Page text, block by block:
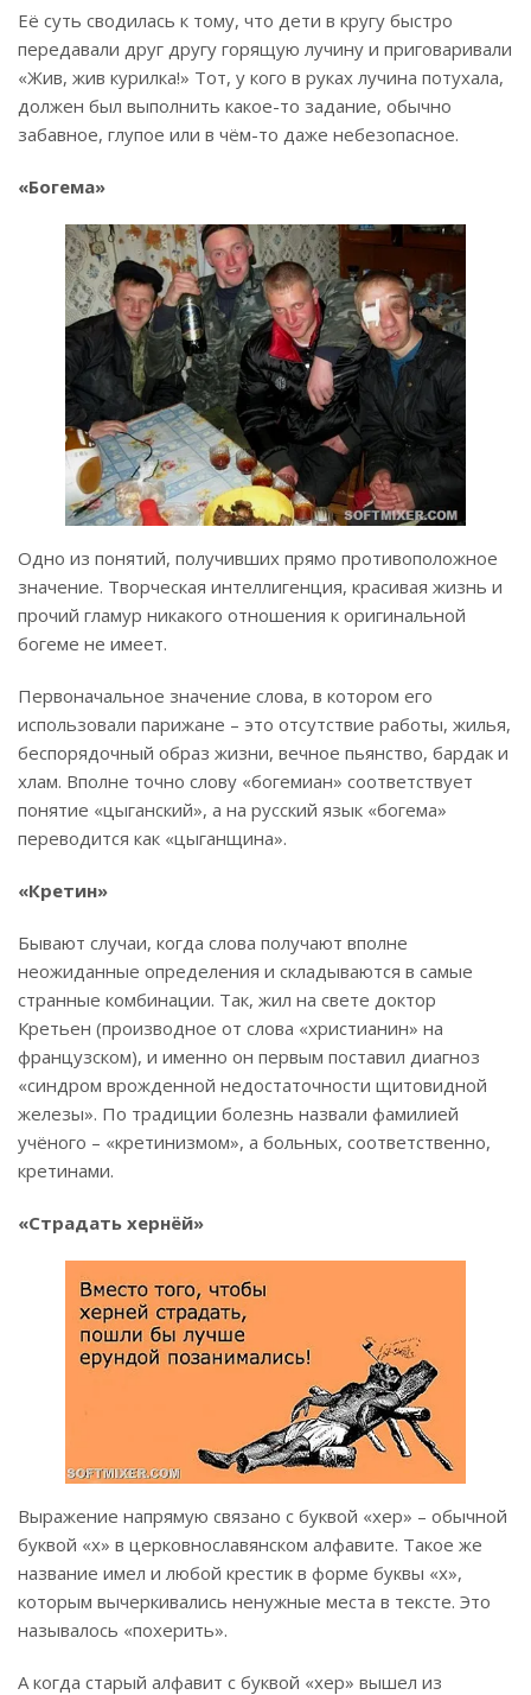
Её суть сводилась к тому, что дети в кругу быстро
передавали друг другу горящую лучину и приговаривали
«Жив, жив курилка!» Тот, у кого в руках лучина потухала,
должен был выполнить какое-то задание, обычно
забавное, глупое или в чём-то даже небезопасное.
«Богема»
Одно из понятий, получивших прямо противоположное
значение. Творческая интеллигенция, красивая жизнь и
прочий гламур никакого отношения к оригинальной
богеме не имеет.
Первоначальное значение слова, в котором его
использовали парижане – это отсутствие работы, жилья,
беспорядочный образ жизни, вечное пьянство, бардак и
хлам. Вполне точно слову «богемиан» соответствует
понятие «цыганский», а на русский язык «богема»
переводится как «цыганщина».
«Кретин»
Бывают случаи, когда слова получают вполне
неожиданные определения и складываются в самые
странные комбинации. Так, жил на свете доктор
Кретьен (производное от слова «христианин» на
французском), и именно он первым поставил диагноз
«синдром врожденной недостаточности щитовидной
железы». По традиции болезнь назвали фамилией
учёного – «кретинизмом», а больных, соответственно,
кретинами.
«Страдать хернёй»
Выражение напрямую связано с буквой «хер» – обычной
буквой «х» в церковнославянском алфавите. Такое же
название имел и любой крестик в форме буквы «х»,
которым вычеркивались ненужные места в тексте. Это
называлось «похерить».
А когда старый алфавит с буквой «хер» вышел из